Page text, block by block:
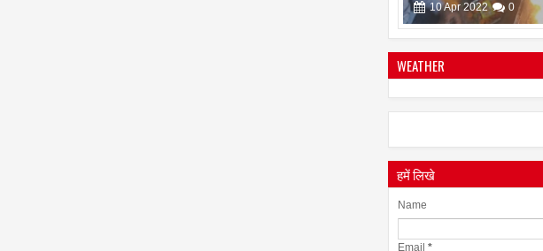
12Apr 2024 0
स्त्रियां गुरु क्यों नही बन सकती
28
WEATHER
हमें लिखे
Name
Email *